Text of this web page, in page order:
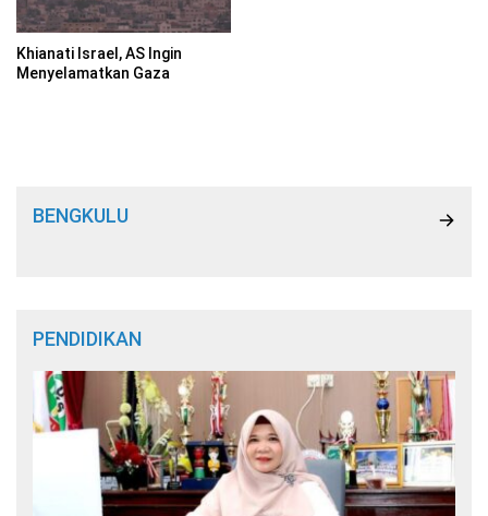
Khianati Israel, AS Ingin
Menyelamatkan Gaza
BENGKULU
PENDIDIKAN